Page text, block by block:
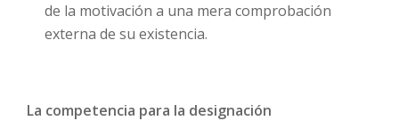
de la motivación a una mera comprobación
externa de su existencia.
La competencia para la designación